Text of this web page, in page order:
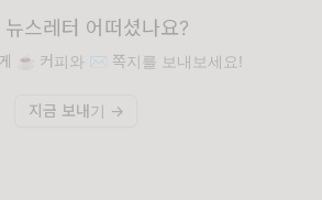
뉴스레터 어떠셨나요?
게 ☕️ 커피와 ✉️ 쪽지를 보내보세요!
지금 보내기 →